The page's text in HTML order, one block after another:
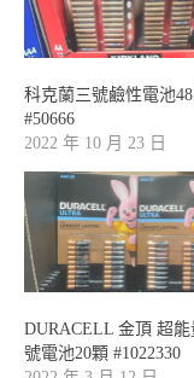
科克蘭三號鹼性電池48
#50666
2022 年 10 月 23 日
DURACELL 金頂 超能
號電池20顆 #1022330